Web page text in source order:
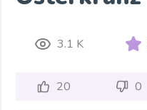
3.1 K
20 0